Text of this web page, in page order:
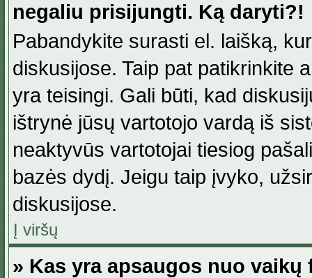
negaliu prisijungti. Ką daryti?!
Pabandykite surasti el. laišką,
diskusijose. Taip pat patikrinkite
yra teisingi. Gali būti, kad
ištrynė jūsų vartotojo vardą iš
neaktyvūs vartotojai tiesiog
bazės dydį. Jeigu taip įvyko,
diskusijose.
Į viršų
» Kas yra apsaugos nuo vaikų